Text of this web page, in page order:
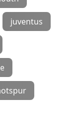
juventus